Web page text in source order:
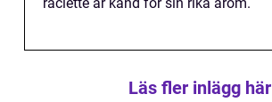
Läs fler inlägg här